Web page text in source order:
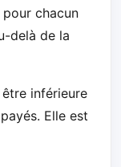
chacun
delà de la
inférieure
Elle est